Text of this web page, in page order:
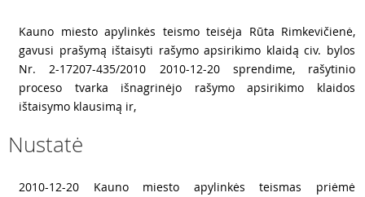
Kauno miesto apylinkės teismo teisėja Rūta Rimkevičienė,
gavusi prašymą ištaisyti rašymo apsirikimo klaidą civ. bylos
Nr. 2-17207-435/2010 2010-12-20 sprendime, rašytinio
proceso tvarka išnagrinėjo rašymo apsirikimo klaidos
ištaisymo klausimą ir,
Nustatė
2010-12-20 Kauno miesto apylinkės teismas priėmė